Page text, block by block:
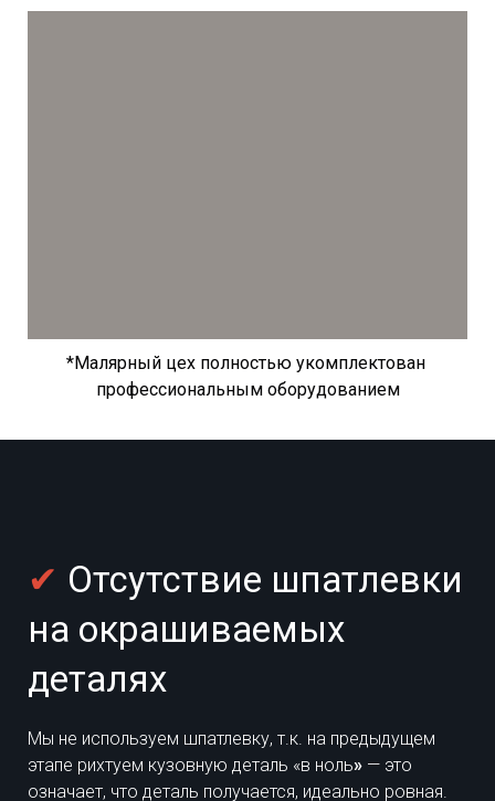
*Малярный цех полностью укомплектован
профессиональным оборудованием
✔ Отсутствие шпатлевки
на окрашиваемых
деталях
Мы не используем шпатлевку, т.к. на предыдущем
этапе рихтуем кузовную деталь «в ноль» — это
означает, что деталь получается, идеально ровная.